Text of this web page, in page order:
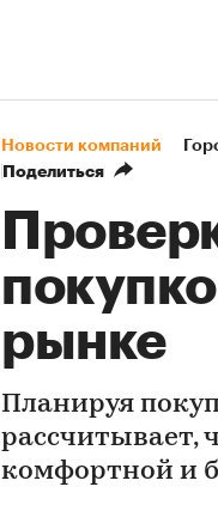
Новости компаний
Поделиться
рынке
Планируя
рассчитывает,
комфортной и